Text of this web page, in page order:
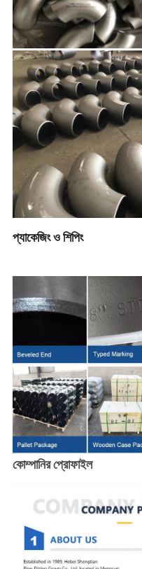
প্যাকেজিং ও শিপিং
কোম্পানির প্রোফাইল